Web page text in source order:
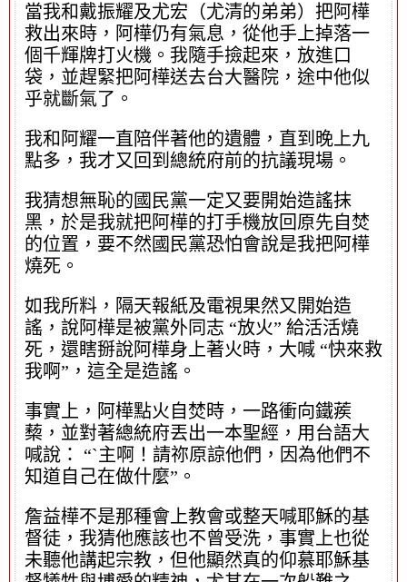
當我和戴振耀及尤宏（尤清的弟弟）把阿樺
救出來時，阿樺仍有氣息，從他手上掉落一
個千輝牌打火機。我隨手撿起來，放進口
袋，並趕緊把阿樺送去台大醫院，途中他似
乎就斷氣了。
我和阿耀一直陪伴著他的遺體，直到晚上九
點多，我才又回到總統府前的抗議現場。
我猜想無恥的國民黨一定又要開始造謠抹
黑，於是我就把阿樺的打手機放回原先自焚
的位置，要不然國民黨恐怕會說是我把阿樺
燒死。
如我所料，隔天報紙及電視果然又開始造
謠，說阿樺是被黨外同志 “放火” 給活活燒
死，還瞎掰說阿樺身上著火時，大喊 “快來救
我啊”，這全是造謠。
事實上，阿樺點火自焚時，一路衝向鐵蒺
蔾，並對著總統府丟出一本聖經，用台語大
喊說： “ˋ主啊！請祢原諒他們，因為他們不
知道自己在做什麼”。
詹益樺不是那種會上教會或整天喊耶穌的基
督徒，我猜他應該也不曾受洗，事實上也從
未聽他講起宗教，但他顯然真的仰慕耶穌基